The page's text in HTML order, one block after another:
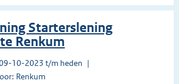
Starterslening
Renkum
10-2023 t/m heden
Renkum